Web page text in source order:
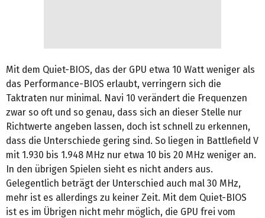
Mit dem Quiet-BIOS, das der GPU etwa 10 Watt weniger als
das Performance-BIOS erlaubt, verringern sich die
Taktraten nur minimal. Navi 10 verändert die Frequenzen
zwar so oft und so genau, dass sich an dieser Stelle nur
Richtwerte angeben lassen, doch ist schnell zu erkennen,
dass die Unterschiede gering sind. So liegen in Battlefield V
mit 1.930 bis 1.948 MHz nur etwa 10 bis 20 MHz weniger an.
In den übrigen Spielen sieht es nicht anders aus.
Gelegentlich beträgt der Unterschied auch mal 30 MHz,
mehr ist es allerdings zu keiner Zeit. Mit dem Quiet-BIOS
ist es im Übrigen nicht mehr möglich, die GPU frei vom